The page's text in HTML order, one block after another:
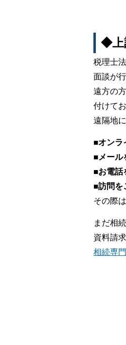
◆上
税理士
面談が
遠方の
付けて
遠隔地
■オンラ
■メール
■お電話
■訪問を
その際
まだ相
資料請
相続専